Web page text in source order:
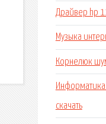
Драйвер hp
Музыка
Корнелюк
скачать